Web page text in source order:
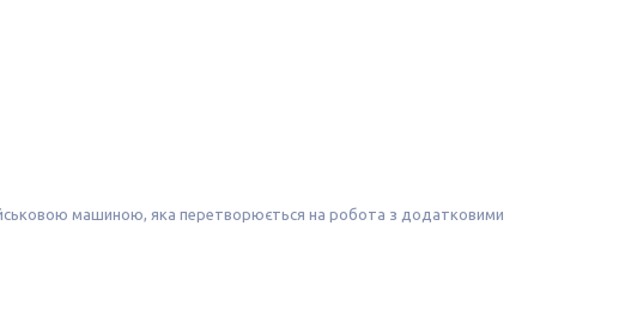
машиною, яка перетворюється на робота з додатковими